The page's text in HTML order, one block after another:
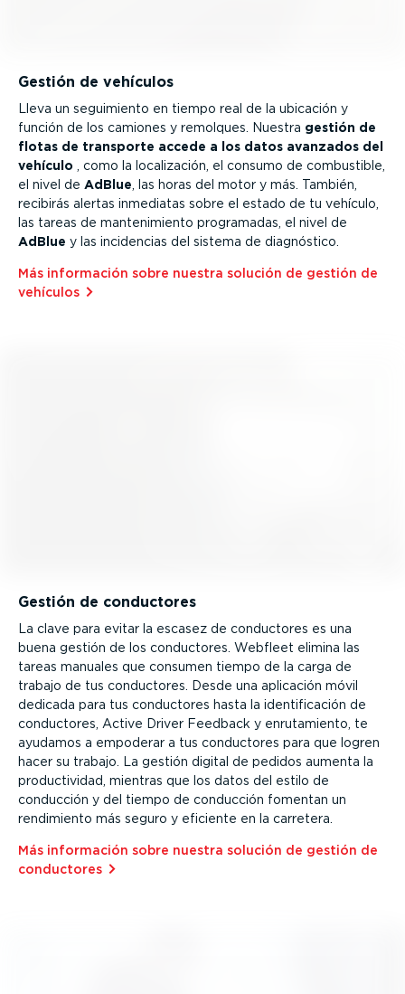
Gestión de vehículos
Lleva un seguimiento en tiempo real de la ubicación y
función de los camiones y remolques. Nuestra gestión de
flotas de transporte accede a los datos avanzados del
vehículo
, como la locali­zación, el consumo de combustible,
el nivel de AdBlue , las horas del motor y más. También,
recibirás alertas inmediatas sobre el estado de tu vehículo,
las tareas de mante­ni­miento programadas, el nivel de
AdBlue y las incidencias del sistema de diagnóstico.
Más información sobre nuestra solución de gestión de
vehículos
Gestión de conductores
La clave para evitar la escasez de conductores es una
buena gestión de los conductores. Webfleet elimina las
tareas manuales que consumen tiempo de la carga de
trabajo de tus conductores. Desde una aplicación móvil
dedicada para tus conductores hasta la identi­fi­cación de
conductores, Active Driver Feedback y enruta­miento, te
ayudamos a empoderar a tus conductores para que logren
hacer su trabajo. La gestión digital de pedidos aumenta la
produc­ti­vidad, mientras que los datos del estilo de
conducción y del tiempo de conducción fomentan un
rendimiento más seguro y eficiente en la carretera.
Más información sobre nuestra solución de gestión de
conductores